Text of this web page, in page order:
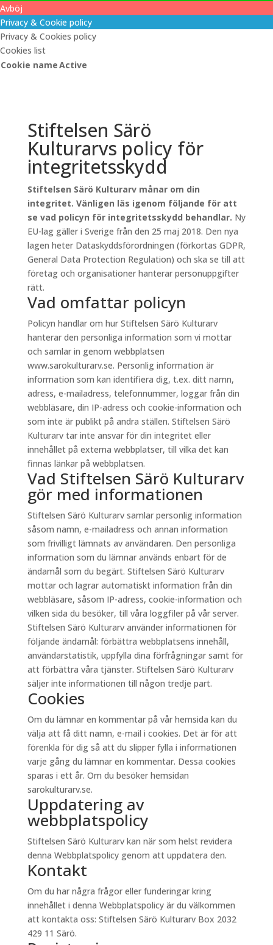
Avböj
Privacy & Cookie policy
Privacy & Cookies policy
Cookies list
Cookie nameActive
Stiftelsen Särö
Kulturarvs policy för
integritetsskydd
Stiftelsen Särö Kulturarv månar om din
integritet. Vänligen läs igenom följande för att
se vad policyn för integritetsskydd behandlar. Ny
EU-lag gäller i Sverige från den 25 maj 2018. Den nya
lagen heter Dataskyddsförordningen (förkortas GDPR,
General Data Protection Regulation) och ska se till att
företag och organisationer hanterar personuppgifter
rätt.
Vad omfattar policyn
Policyn handlar om hur Stiftelsen Särö Kulturarv
hanterar den personliga information som vi mottar
och samlar in genom webbplatsen
www.sarokulturarv.se. Personlig information är
information som kan identifiera dig, t.ex. ditt namn,
adress, e-mailadress, telefonnummer, loggar från din
webbläsare, din IP-adress och cookie-information och
som inte är publikt på andra ställen. Stiftelsen Särö
Kulturarv tar inte ansvar för din integritet eller
innehållet på externa webbplatser, till vilka det kan
finnas länkar på webbplatsen.
Vad Stiftelsen Särö Kulturarv
gör med informationen
Stiftelsen Särö Kulturarv samlar personlig information
såsom namn, e-mailadress och annan information
som frivilligt lämnats av användaren. Den personliga
information som du lämnar används enbart för de
ändamål som du begärt. Stiftelsen Särö Kulturarv
mottar och lagrar automatiskt information från din
webbläsare, såsom IP-adress, cookie-information och
vilken sida du besöker, till våra loggfiler på vår server.
Stiftelsen Särö Kulturarv använder informationen för
följande ändamål: förbättra webbplatsens innehåll,
användarstatistik, uppfylla dina förfrågningar samt för
att förbättra våra tjänster. Stiftelsen Särö Kulturarv
säljer inte informationen till någon tredje part.
Cookies
Om du lämnar en kommentar på vår hemsida kan du
välja att få ditt namn, e-mail i cookies. Det är för att
förenkla för dig så att du slipper fylla i informationen
varje gång du lämnar en kommentar. Dessa cookies
sparas i ett år. Om du besöker hemsidan
sarokulturarv.se.
Uppdatering av
webbplatspolicy
Stiftelsen Särö Kulturarv kan när som helst revidera
denna Webbplatspolicy genom att uppdatera den.
Kontakt
Om du har några frågor eller funderingar kring
innehållet i denna Webbplatspolicy är du välkommen
att kontakta oss: Stiftelsen Särö Kulturarv Box 2032
429 11 Särö.